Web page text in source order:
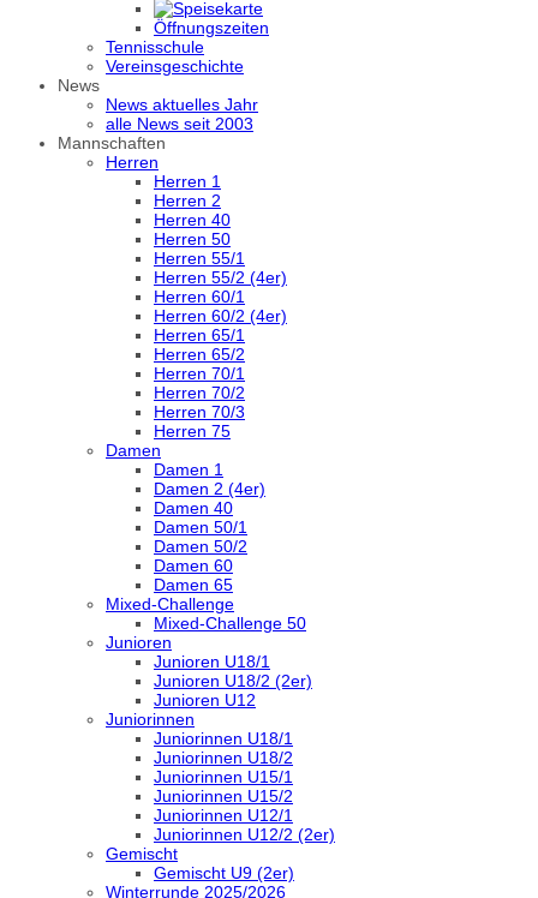
Öffnungszeiten
Tennisschule
Vereinsgeschichte
News
News aktuelles Jahr
alle News seit 2003
Mannschaften
Herren
Herren 1
Herren 2
Herren 40
Herren 50
Herren 55/1
Herren 55/2 (4er)
Herren 60/1
Herren 60/2 (4er)
Herren 65/1
Herren 65/2
Herren 70/1
Herren 70/2
Herren 70/3
Herren 75
Damen
Damen 1
Damen 2 (4er)
Damen 40
Damen 50/1
Damen 50/2
Damen 60
Damen 65
Mixed-Challenge
Mixed-Challenge 50
Junioren
Junioren U18/1
Junioren U18/2 (2er)
Junioren U12
Juniorinnen
Juniorinnen U18/1
Juniorinnen U18/2
Juniorinnen U15/1
Juniorinnen U15/2
Juniorinnen U12/1
Juniorinnen U12/2 (2er)
Gemischt
Gemischt U9 (2er)
Winterrunde 2025/2026